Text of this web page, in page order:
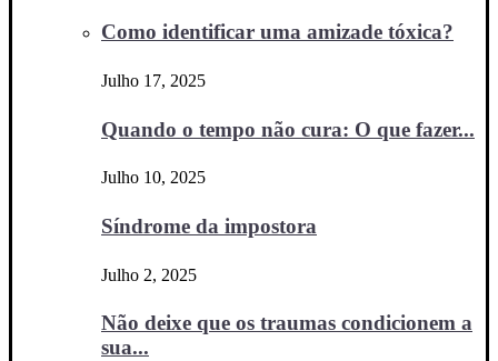
Como identificar uma amizade tóxica?
Julho 17, 2025
Quando o tempo não cura: O que fazer...
Julho 10, 2025
Síndrome da impostora
Julho 2, 2025
Não deixe que os traumas condicionem a
sua...